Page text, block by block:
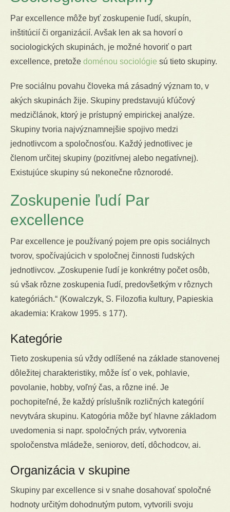
Par excellence môže byť zoskupenie ľudí, skupín,
inštitúcií či organizácií. Avšak len ak sa hovorí o
sociologických skupinách, je možné hovoriť o part
excellence, pretože doménou sociológie sú tieto skupiny.
Pre sociálnu povahu človeka má zásadný význam to, v
akých skupinách žije. Skupiny predstavujú kľúčový
medzičlánok, ktorý je prístupný empirickej analýze.
Skupiny tvoria najvýznamnejšie spojivo medzi
jednotlivcom a spoločnosťou. Každý jednotlivec je
členom určitej skupiny (pozitívnej alebo negatívnej).
Existujúce skupiny sú nekonečne rôznorodé.
Zoskupenie ľudí Par
excellence
Par excellence je používaný pojem pre opis sociálnych
tvorov, spočívajúcich v spoločnej činnosti ľudských
jednotlivcov. „Zoskupenie ľudí je konkrétny počet osôb,
sú však rôzne zoskupenia ľudí, predovšetkým v rôznych
kategóriách.“ (Kowalczyk, S. Filozofia kultury, Papieskia
akademia: Krakow 1995. s 177).
Kategórie
Tieto zoskupenia sú vždy odlíšené na základe stanovenej
dôležitej charakteristiky, môže ísť o vek, pohlavie,
povolanie, hobby, voľný čas, a rôzne iné. Je
pochopiteľné, že každý príslušník rozličných kategórií
nevytvára skupinu. Katogória môže byť hlavne základom
uvedomenia si napr. spoločných práv, vytvorenia
spoločenstva mládeže, seniorov, detí, dôchodcov, ai.
Organizácia v skupine
Skupiny par excellence si v snahe dosahovať spoločné
hodnoty určitým dohodnutým putom, vytvorili svoju